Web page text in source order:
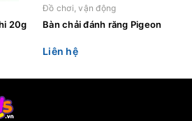
Kem Bôi Da Trẻ Em Ích Nhi 20g
Đồ chơi, vận động
Bàn chải đánh răng Pigeon
Liên hệ